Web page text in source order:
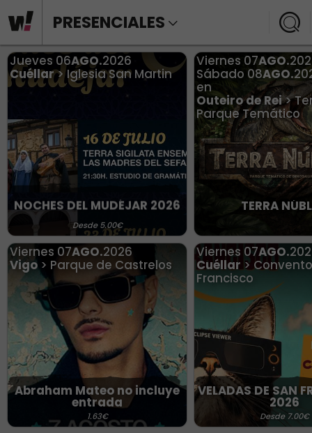
PRESENCIALES
Jueves 06AGO.2026
Cuéllar> Iglesia San Martin
NOCHES DEL MUDÉJAR 2026
Desde 5.00€
Viernes 07AGO.
Sábado 08AGO.
en
Outeiro de Rei>
Parque Temático
TERRA
Viernes 07AGO.2026
Vigo> Parque de Castrelos
Abraham Mateo no incluye
entrada
1.63€
Viernes 07AGO.
Cuéllar >
Francisco
VELADAS DE SAN
2026
Desde 7.00€